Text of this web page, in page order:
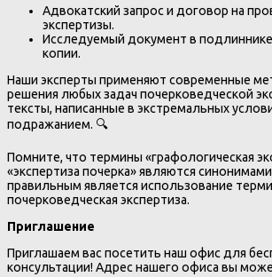
Адвокатский запрос и договор на
экспертизы.
Исследуемый документ в
копии.
Наши эксперты применяют современные
решения любых задач почерковедческой
тексты, написанные в экстремальных
подражанием. 🔍
Помните, что термины «графологическая
«экспертиза почерка» являются
правильным является использование
почерковедческая экспертиза.
Приглашение
Приглашаем вас посетить наш офис для
консультации! Адрес нашего офиса вы